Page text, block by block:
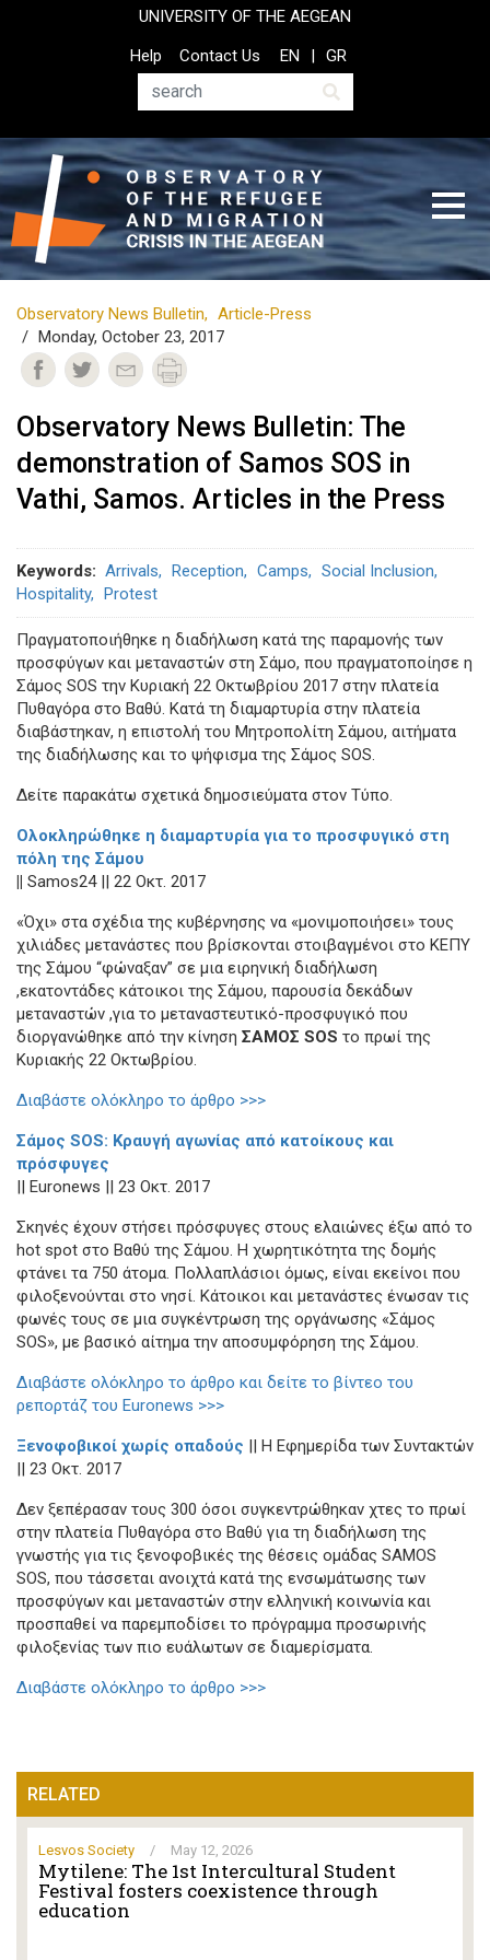
UNIVERSITY OF THE AEGEAN
Top
Header
Help
Contact Us
Search
EN GR
Observatory News Bulletin
Article-Press
Monday, October 23, 2017
Observatory News Bulletin: The
demonstration of Samos SOS in
Vathi, Samos. Articles in the Press
Keywords Arrivals Reception Camps
Social Inclusion
Hospitality
Protest
Πραγματοποιήθηκε η διαδήλωση κατά της παραμονής των
προσφύγων και μεταναστών στη Σάμο, που πραγματοποίησε η
Σάμος SOS την Κυριακή 22 Οκτωβρίου 2017 στην πλατεία
Πυθαγόρα στο Βαθύ. Κατά τη διαμαρτυρία στην πλατεία
διαβάστηκαν, η επιστολή του Μητροπολίτη Σάμου, αιτήματα
της διαδήλωσης και το ψήφισμα της Σάμος SOS.
Δείτε παρακάτω σχετικά δημοσιεύματα στον Τύπο.
Ολοκληρώθηκε η διαμαρτυρία για το προσφυγικό στη
πόλη της Σάμου
|| Samos24 || 22 Oκτ. 2017
«Όχι» στα σχέδια της κυβέρνησης να «μονιμοποιήσει» τους
χιλιάδες μετανάστες που βρίσκονται στοιβαγμένοι στο ΚΕΠΥ
της Σάμου “φώναξαν” σε μια ειρηνική διαδήλωση
,εκατοντάδες κάτοικοι της Σάμου, παρουσία δεκάδων
μεταναστών ,για το μεταναστευτικό-προσφυγικό που
διοργανώθηκε από την κίνηση ΣΑΜΟΣ SOS το πρωί της
Κυριακής 22 Οκτωβρίου.
Διαβάστε ολόκληρο το άρθρο >>>
Σάμος SOS: Κραυγή αγωνίας από κατοίκους και
πρόσφυγες
|| Εuronews || 23 Οκτ. 2017
Σκηνές έχουν στήσει πρόσφυγες στους ελαιώνες έξω από το
hot spot στο Βαθύ της Σάμου. Η χωρητικότητα της δομής
φτάνει τα 750 άτομα. Πολλαπλάσιοι όμως, είναι εκείνοι που
φιλοξενούνται στο νησί. Κάτοικοι και μετανάστες ένωσαν τις
φωνές τους σε μια συγκέντρωση της οργάνωσης «Σάμος
SOS», με βασικό αίτημα την αποσυμφόρηση της Σάμου.
Διαβάστε ολόκληρο το άρθρο και δείτε το βίντεο του
ρεπορτάζ του Euronews >>>
Ξενοφοβικοί χωρίς οπαδούς || Η Εφημερίδα των Συντακτών
|| 23 Οκτ. 2017
Δεν ξεπέρασαν τους 300 όσοι συγκεντρώθηκαν χτες το πρωί
στην πλατεία Πυθαγόρα στο Βαθύ για τη διαδήλωση της
γνωστής για τις ξενοφοβικές της θέσεις ομάδας SAMOS
SOS, που τάσσεται ανοιχτά κατά της ενσωμάτωσης των
προσφύγων και μεταναστών στην ελληνική κοινωνία και
προσπαθεί να παρεμποδίσει το πρόγραμμα προσωρινής
φιλοξενίας των πιο ευάλωτων σε διαμερίσματα.
Διαβάστε ολόκληρο το άρθρο >>>
RELATED
Lesvos Society / May 12, 2026
Mytilene: The 1st Intercultural Student
Festival fosters coexistence through
education